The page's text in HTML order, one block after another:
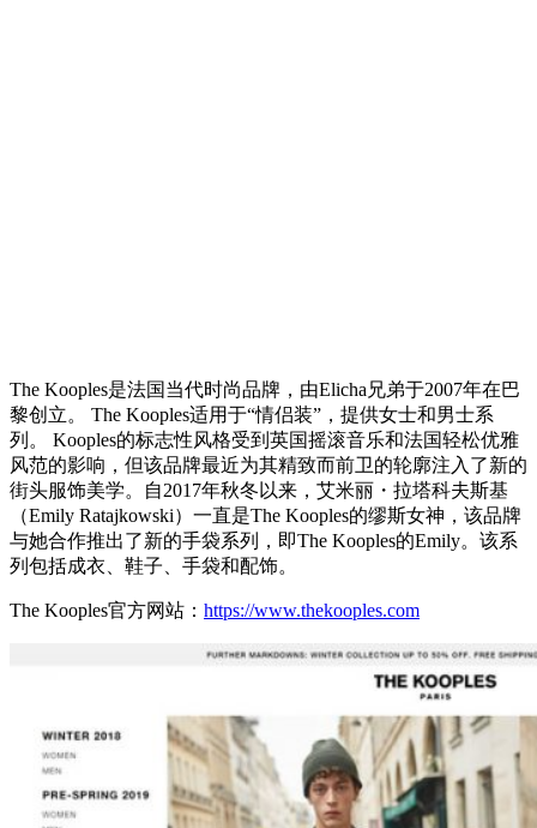
The Kooples是法国当代时尚品牌，由Elicha兄弟于2007年在巴
黎创立。 The Kooples适用于“情侣装”，提供女士和男士系
列。 Kooples的标志性风格受到英国摇滚音乐和法国轻松优雅
风范的影响，但该品牌最近为其精致而前卫的轮廓注入了新的
街头服饰美学。自2017年秋冬以来，艾米丽・拉塔科夫斯基
（Emily Ratajkowski）一直是The Kooples的缪斯女神，该品牌
与她合作推出了新的手袋系列，即The Kooples的Emily。该系
列包括成衣、鞋子、手袋和配饰。
The Kooples官方网站： https://www.thekooples.com